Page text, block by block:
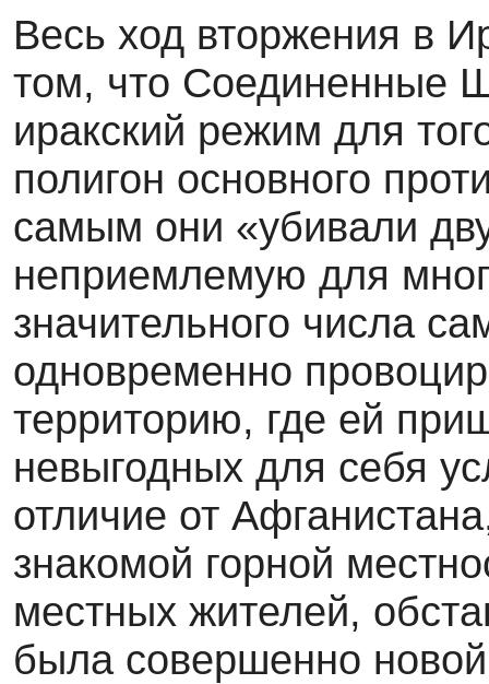
Весь ход вторжения в
том, что Соединенные
иракский режим для
полигон основного
самым они «убивали
неприемлемую для
значительного числа
одновременно
территорию, где ей
невыгодных для себя
отличие от
знакомой горной
местных жителей,
была совершенно